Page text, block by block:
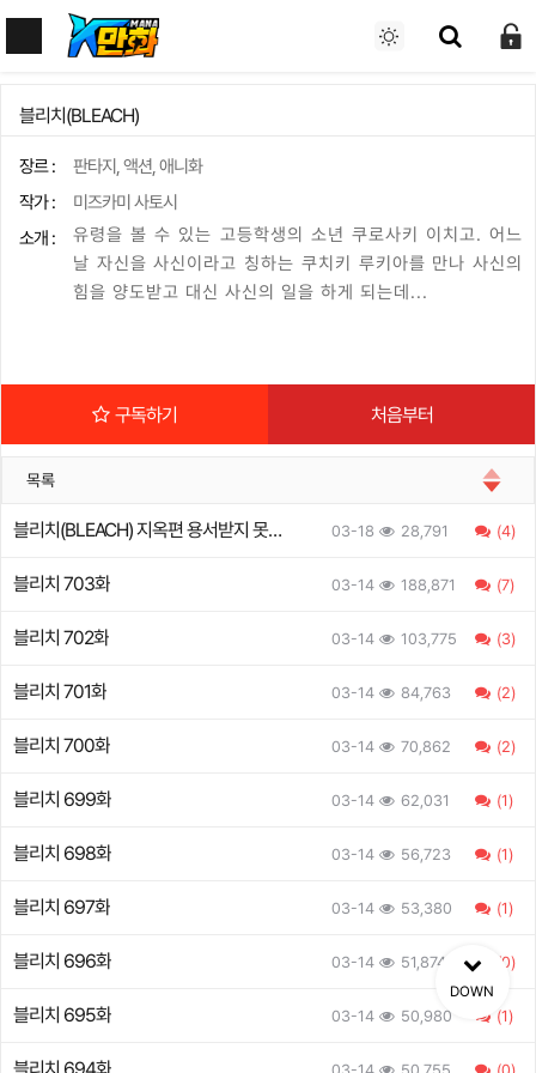
블리치(BLEACH)
장르 :
판타지, 액션, 애니화
작가 :
미즈카미 사토시
소개 :
유령을 볼 수 있는 고등학생의 소년 쿠로사키 이치고. 어느
날 자신을 사신이라고 칭하는 쿠치키 루키아를 만나 사신의
힘을 양도받고 대신 사신의 일을 하게 되는데...
구독하기 처음부터
목록
블리치(BLEACH) 지옥편 용서받지 못한
03-18 28,791 (4)
블리치 703화 03-14 188,871 (7)
블리치 702화 03-14 103,775 (3)
블리치 701화 03-14 84,763 (2)
블리치 700화 03-14 70,862 (2)
블리치 699화 03-14 62,031 (1)
블리치 698화 03-14 56,723 (1)
블리치 697화 03-14 53,380 (1)
블리치 696화 03-14 51,874 (0)
블리치 695화 03-14 50,980 (1)
03-14 50,755 (0)
DOWN